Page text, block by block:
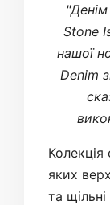
"Денім
Stone
нашої
Denim
яких
та